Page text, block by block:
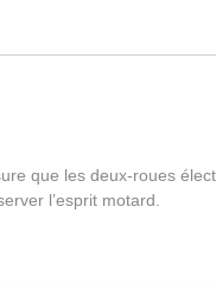
que les deux-roues
l’esprit motard.